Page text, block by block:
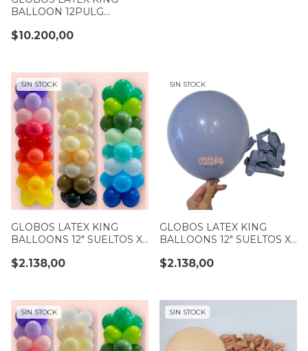
BALLOON 12PULG
PAQUETE X 50
$10.200,00
SIN STOCK
GLOBOS LATEX KING
BALLOONS 12" SUELTOS X
$2.138,00
SIN STOCK
GLOBOS LATEX KING
BALLOONS 12" SUELTOS X
$2.138,00
SIN STOCK SIN STOCK